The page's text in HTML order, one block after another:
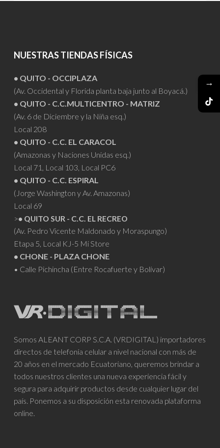
NUESTRAS TIENDAS FÍSICAS
• QUITO - OCCIPLAZA
(Av. Occidental y Florida planta baja junto al Boyacá.)
• QUITO - C.C.MULTICENTRO - MATRIZ
(Av. 6 de Diciembre y la Niña esq.)
Local 208
• QUITO - C.C. EL CARACOL
(Amazonas y Naciones Unidas esq.)
Local 71, Local 103, Local PC6
• QUITO - C.C. ESPIRAL
(Jorge Washington y Av. Amazonas)
Local 69
>• QUITO SUR - C.C. EL RECREO
(Av. Pedro Vicente Maldonado y Moraspungo)
Etapa 5, Local KJ-5 Mi Store
• CHONE - PLAZA CHONE
• Calle Pichincha (Entre Rocafuerte y Bolívar)
Somos ALEANT CORP S.C.A. (VRDIGITAL) importadores
directos de telefonía celular a nivel nacional con más de
20 años en el mercado Ecuatoriano, queremos brindar a
todos nuestros clientes una nueva experiencia fácil y
segura para adquirir productos desde cualquier lugar del
país. Ponemos a su disposición esta renovada plataforma
online.
→